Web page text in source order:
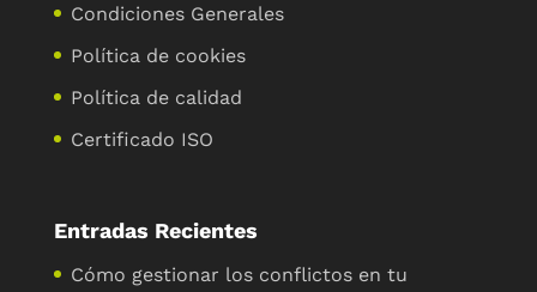
Condiciones Generales
Política de cookies
Política de calidad
Certificado ISO
Entradas Recientes
Cómo gestionar los conflictos en tu